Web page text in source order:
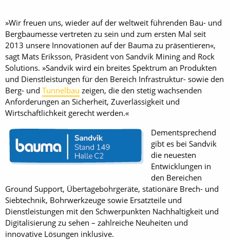
»Wir freuen uns, wieder auf der weltweit führenden Bau- und
Berg­baumesse vertreten zu sein und zum ersten Mal seit
2013 unsere Innovationen auf der Bauma zu präsentieren«,
sagt Mats Eriksson, Präsident von Sandvik Mining and Rock
Solutions. »Sandvik wird ein breites Spektrum an Produkten
und Dienstleistungen für den Bereich Infrastruktur- sowie den
Berg- und Tunnelbau zeigen, die den stetig wachsenden
Anforderungen an Sicherheit, Zuverlässigkeit und
Wirtschaftlichkeit gerecht werden.«
Dementsprechend
gibt es bei Sandvik
die neuesten
Entwicklungen in
den Bereichen
Ground Support, Übertagebohrgeräte, stationäre Brech- und
Siebtechnik, Bohrwerkzeuge sowie Ersatzteile und
Dienstleistungen mit den Schwerpunkten Nachhaltigkeit und
Digitalisierung zu sehen – zahlreiche Neuheiten und
innovative Lösungen inklusive.